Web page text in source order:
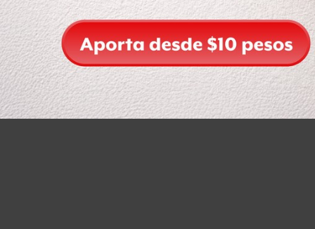
Leer después